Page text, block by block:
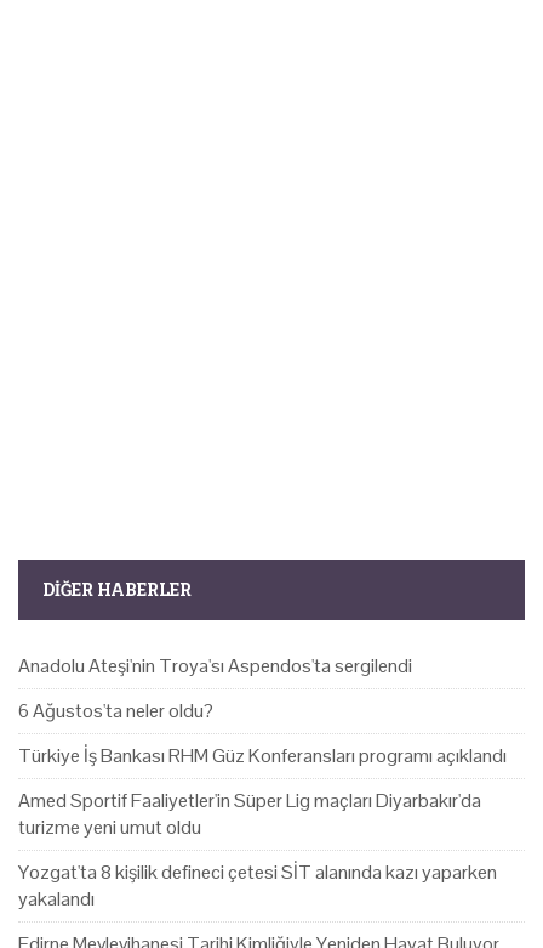
DIĞER HABERLER
Anadolu Ateşi'nin Troya'sı Aspendos'ta sergilendi
6 Ağustos'ta neler oldu?
Türkiye İş Bankası RHM Güz Konferansları programı açıklandı
Amed Sportif Faaliyetler'in Süper Lig maçları Diyarbakır'da
turizme yeni umut oldu
Yozgat'ta 8 kişilik defineci çetesi SİT alanında kazı yaparken
yakalandı